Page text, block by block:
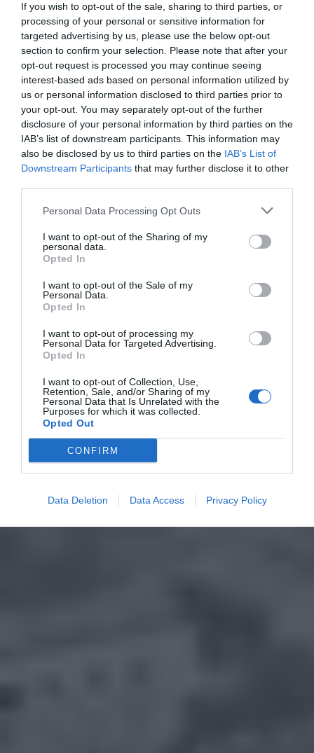
If you wish to opt-out of the sale, sharing to third parties, or
processing of your personal or sensitive information for
targeted advertising by us, please use the below opt-out
section to confirm your selection. Please note that after your
opt-out request is processed you may continue seeing
interest-based ads based on personal information utilized by
us or personal information disclosed to third parties prior to
your opt-out. You may separately opt-out of the further
disclosure of your personal information by third parties on the
IAB’s list of downstream participants. This information may
also be disclosed by us to third parties on the IAB’s List of
Downstream Participants that may further disclose it to other
Personal Data Processing Opt Outs
I want to opt-out of the Sharing of my
personal data.
Opted In
I want to opt-out of the Sale of my
Personal Data.
Opted In
I want to opt-out of processing my
Personal Data for Targeted Advertising.
Opted In
I want to opt-out of Collection, Use,
Retention, Sale, and/or Sharing of my
Personal Data that Is Unrelated with the
Purposes for which it was collected.
Opted Out
CONFIRM
Data Deletion Data Access Privacy Policy